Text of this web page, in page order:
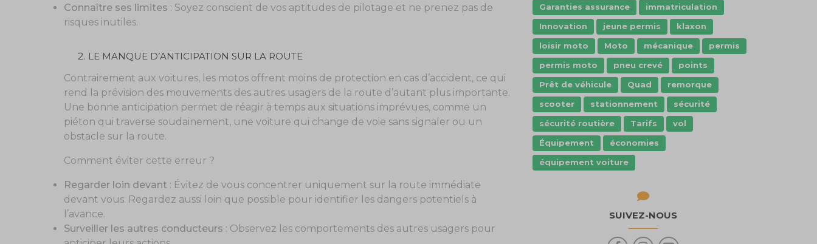
Connaître ses limites : Soyez conscient de vos aptitudes de pilotage et ne prenez pas de
risques inutiles.
LE MANQUE D’ANTICIPATION SUR LA ROUTE
Contrairement aux voitures, les motos offrent moins de protection en cas d’accident, ce qui
rend la prévision des mouvements des autres usagers de la route d’autant plus importante.
Une bonne anticipation permet de réagir à temps aux situations imprévues, comme un
piéton qui traverse soudainement, une voiture qui change de voie sans signaler ou un
obstacle sur la route.
Comment éviter cette erreur ?
Regarder loin devant : Évitez de vous concentrer uniquement sur la route immédiate
devant vous. Regardez aussi loin que possible pour identifier les dangers potentiels à
l’avance.
Surveiller les autres conducteurs : Observez les comportements des autres usagers pour
Garanties assurance
immatriculation
Innovation
jeune permis
klaxon
loisir moto
Moto mécanique
permis
permis moto
pneu crevé
points
Prêt de véhicule
Quad
remorque
scooter
stationnement
sécurité
sécurité routière
Tarifs
vol
Équipement
économies
équipement voiture
SUIVEZ-NOUS